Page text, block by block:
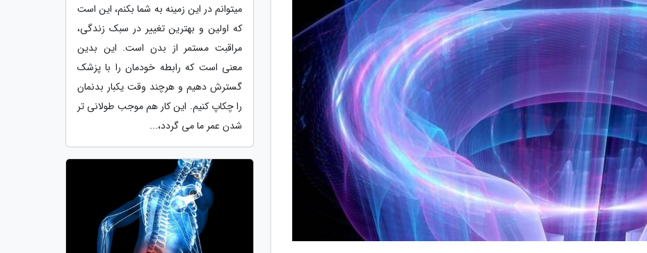
میتوانم در این زمینه به شما بکنم، این است
که اولین و بهترین تغییر در سبک زندگی،
مراقبت مستمر از بدن است. این بدین
معنی است که رابطه خودمان را با پزشک
گسترش دهیم و هرچند وقت یکبار بدنمان
را چکاپ کنیم. این کار هم موجب طولانی تر
شدن عمر ما می گردد،...